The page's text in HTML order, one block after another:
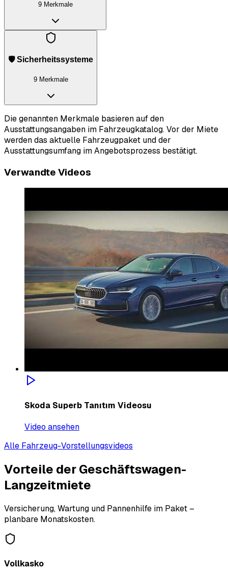
9 Merkmale
🛡️ Sicherheitssysteme
9 Merkmale
Die genannten Merkmale basieren auf den
Ausstattungsangaben im Fahrzeugkatalog. Vor der Miete
werden das aktuelle Fahrzeugpaket und der
Ausstattungsumfang im Angebotsprozess bestätigt.
Verwandte Videos
Skoda Superb Tanıtım Videosu
Video ansehen
Alle Fahrzeug-Vorstellungsvideos
Vorteile der Geschäftswagen-
Langzeitmiete
Versicherung, Wartung und Pannenhilfe im Paket –
planbare Monatskosten.
Vollkasko